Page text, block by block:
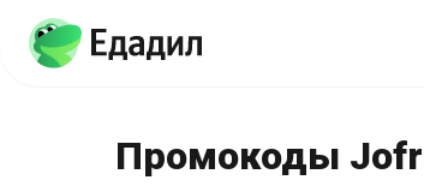
Промокоды